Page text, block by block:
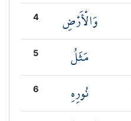
4 وَالْأَرْضِ
5 مَثَلُ
6 نُورِهِ